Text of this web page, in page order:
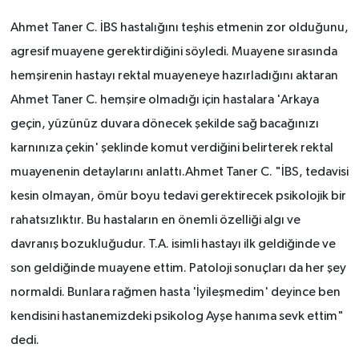
Ahmet Taner C. İBS hastalığını teşhis etmenin zor olduğunu,
agresif muayene gerektirdiğini söyledi. Muayene sırasında
hemşirenin hastayı rektal muayeneye hazırladığını aktaran
Ahmet Taner C. hemşire olmadığı için hastalara 'Arkaya
geçin, yüzünüz duvara dönecek şekilde sağ bacağınızı
karnınıza çekin' şeklinde komut verdiğini belirterek rektal
muayenenin detaylarını anlattı.Ahmet Taner C. "İBS, tedavisi
kesin olmayan, ömür boyu tedavi gerektirecek psikolojik bir
rahatsızlıktır. Bu hastaların en önemli özelliği algı ve
davranış bozukluğudur. T.A. isimli hastayı ilk geldiğinde ve
son geldiğinde muayene ettim. Patoloji sonuçları da her şey
normaldi. Bunlara rağmen hasta 'İyileşmedim' deyince ben
kendisini hastanemizdeki psikolog Ayşe hanıma sevk ettim"
dedi.